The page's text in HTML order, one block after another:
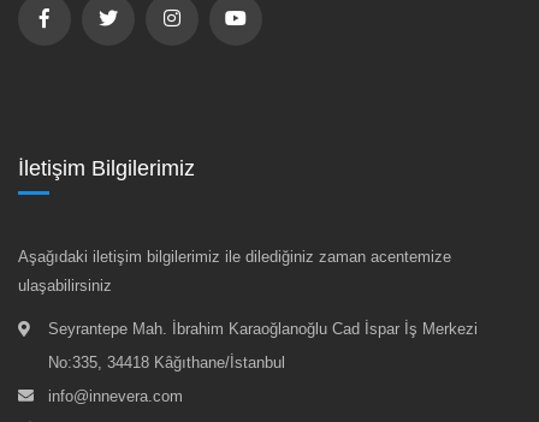
İletişim Bilgilerimiz
Aşağıdaki iletişim bilgilerimiz ile dilediğiniz zaman acentemize
ulaşabilirsiniz
Seyrantepe Mah. İbrahim Karaoğlanoğlu Cad İspar İş Merkezi
No:335, 34418 Kâğıthane/İstanbul
info@innevera.com